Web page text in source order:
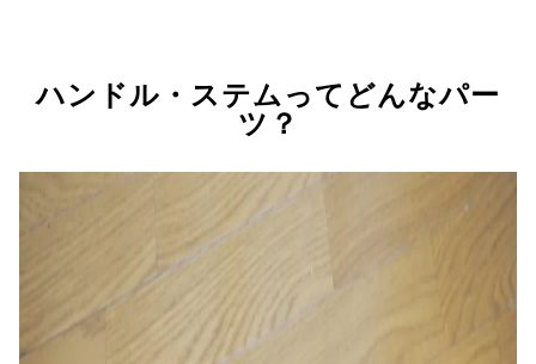
ハンドル・ステムってどんなパー
ツ？